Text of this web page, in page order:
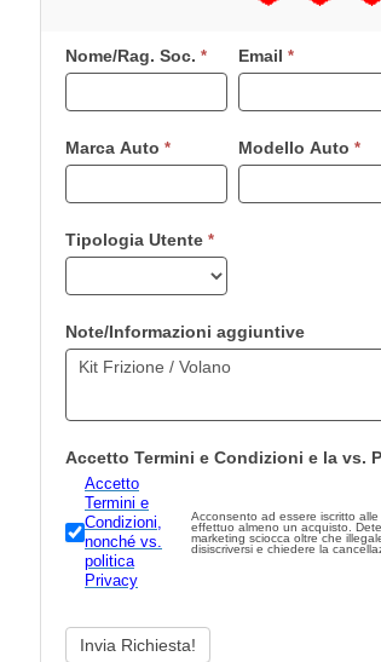
Nome/Rag. Soc. * Email *
Marca Auto * Modello Auto *
Tipologia Utente *
Note/Informazioni aggiuntive
Accetto Termini e Condizioni e la vs.
Accetto
Termini e
Condizioni,
nonché vs.
politica
Privacy
Acconsento ad essere iscritto alle
effettuo almeno un acquisto.
marketing sciocca oltre che illegale. Sarà
disiscriversi e chiedere la
Se
sei
un
umano,
questo
campo
vuoto.